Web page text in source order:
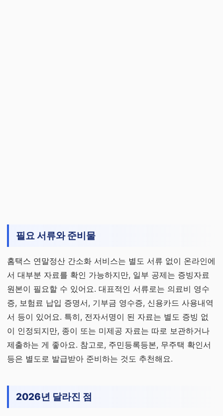
필요 서류와 준비물
홈택스 연말정산 간소화 서비스는 별도 서류 없이 온라인에
서 대부분 자료를 확인 가능하지만, 일부 공제는 증빙자료
원본이 필요할 수 있어요. 대표적인 서류로는 의료비 영수
증, 보험료 납입 증명서, 기부금 영수증, 신용카드 사용내역
서 등이 있어요. 특히, 전자서명이 된 자료는 별도 증빙 없
이 인정되지만, 종이 또는 미제공 자료는 따로 보관하거나
제출하는 게 좋아요. 참고로, 주민등록등본, 무주택 확인서
등은 별도로 발급받아 준비하는 것도 추천해요.
2026년 달라진 점